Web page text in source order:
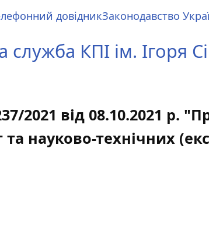
довідникЗаконодавство
КПІ ім. Ігоря
2021 від 08.10.2021 р.
та науково-технічних